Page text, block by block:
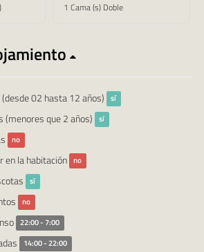
1 Cama (s) Doble
02 hasta 12 años) sí
(menores que 2 años) sí
no
en la habitación no
sí
no
22:00 - 7:00
14:00 - 22:00